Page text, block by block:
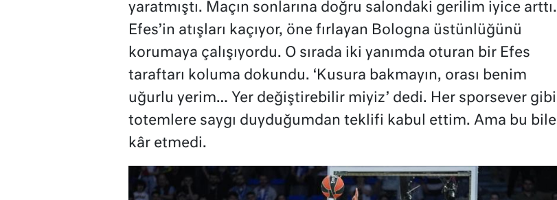
yaratmıştı. Maçın sonlarına doğru salondaki gerilim iyice arttı.
Efes’in atışları kaçıyor, öne fırlayan Bologna üstünlüğünü
korumaya çalışıyordu. O sırada iki yanımda oturan bir Efes
taraftarı koluma dokundu. ‘Kusura bakmayın, orası benim
uğurlu yerim… Yer değiştirebilir miyiz’ dedi. Her sporsever gibi
totemlere saygı duyduğumdan teklifi kabul ettim. Ama bu bile
kâr etmedi.